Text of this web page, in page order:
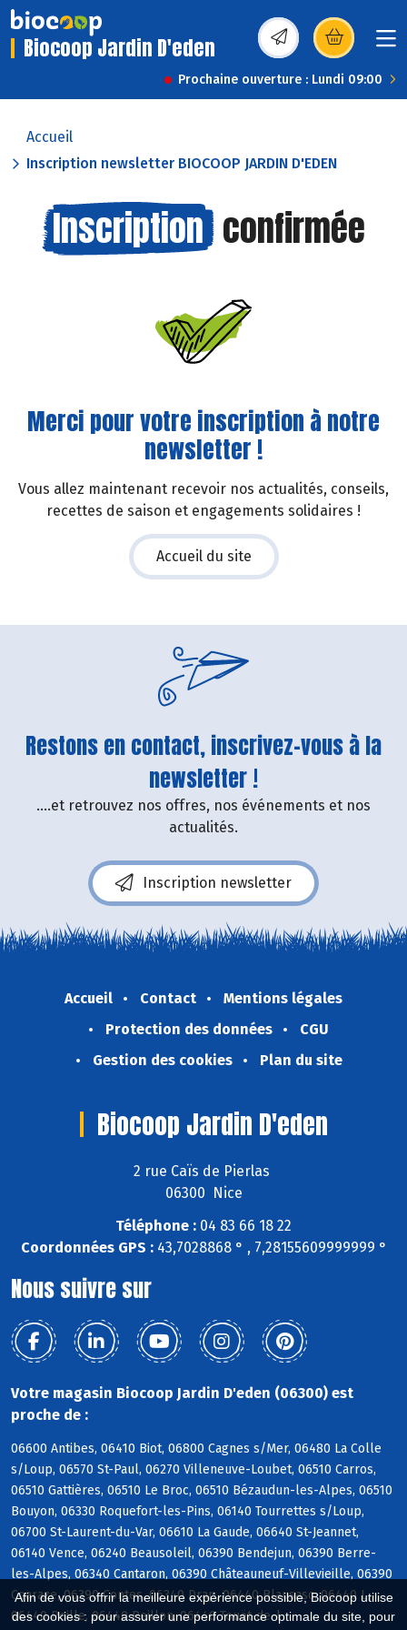
Afin de vous offrir la meilleure expérience possible, Biocoop utilise
des cookies : pour assurer une performance optimale du site, pour
Biocoop Jardin D'eden (s’ouvre dans une
Prochaine ouverture : Lundi 09:00
Accueil
Inscription newsletter BIOCOOP JARDIN D'EDEN
Inscription confirmée
Merci pour votre inscription à notre
newsletter !
Vous allez maintenant recevoir nos actualités, conseils,
recettes de saison et engagements solidaires !
Accueil du site
Restons en contact, inscrivez-vous à la
newsletter !
....et retrouvez nos offres, nos événements et nos
actualités.
Inscription newsletter
Accueil Contact
Mentions légales
Protection des données
CGU
Gestion des cookies
Plan du site
Biocoop Jardin D'eden
2 rue Caïs de Pierlas
06300 Nice
Téléphone : 04 83 66 18 22
Coordonnées GPS :43,7028868 ° , 7,28155609999999 °
Nous suivre sur
Votre magasin Biocoop Jardin D'eden (06300) est
proche de :
06600 Antibes, 06410 Biot, 06800 Cagnes s/Mer, 06480 La Colle
s/Loup, 06570 St-Paul, 06270 Villeneuve-Loubet, 06510 Carros,
06510 Gattières, 06510 Le Broc, 06510 Bézaudun-les-Alpes, 06510
Bouyon, 06330 Roquefort-les-Pins, 06140 Tourrettes s/Loup,
06700 St-Laurent-du-Var, 06610 La Gaude, 06640 St-Jeannet,
06140 Vence, 06240 Beausoleil, 06390 Bendejun, 06390 Berre-
les-Alpes, 06340 Cantaron, 06390 Châteauneuf-Villevieille, 06390
Coaraze, 06390 Contes, 06340 Drap, 06440 Blausasc, 06440 L,
06440 Peille, 06440 Peillon, 06440 Touët-de-l